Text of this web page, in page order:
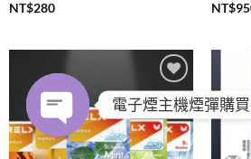
NT$280
NT$
Add to
wishlist
電子煙主機煙彈購
OPEN